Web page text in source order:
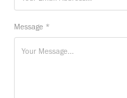
Message *